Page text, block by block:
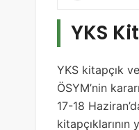
YKS
YKS kitapçık
ÖSYM’nin
17-18